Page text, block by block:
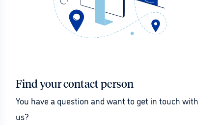
Find your contact person
You have a question and want to get in touch with
us?